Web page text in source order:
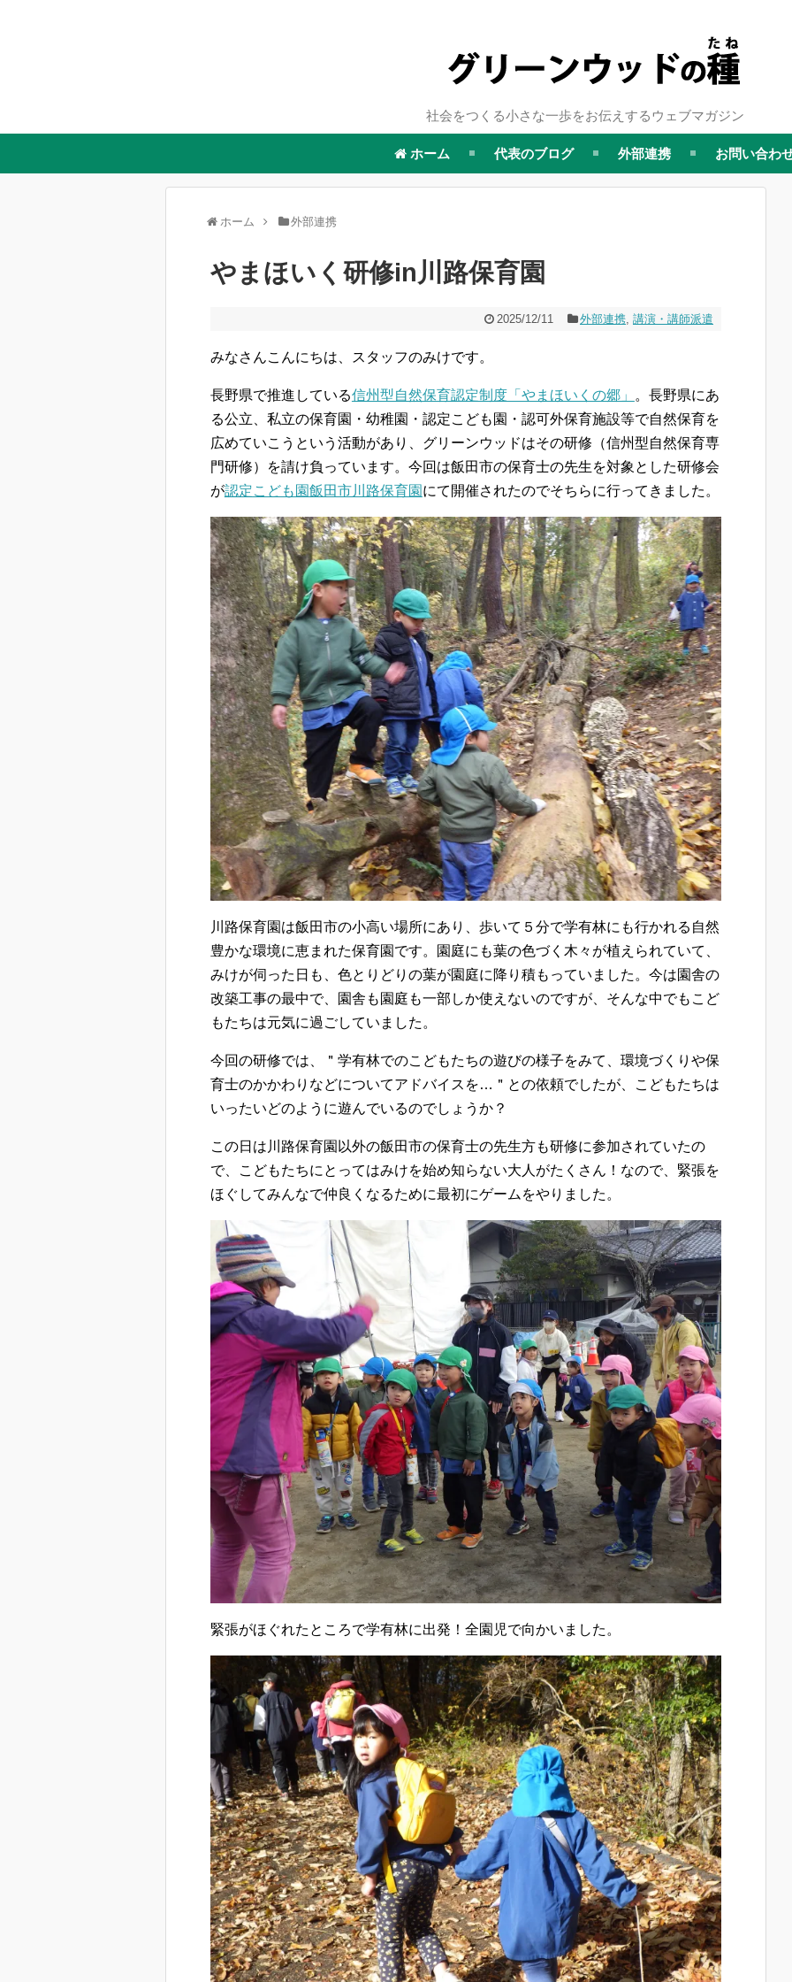
社会をつくる小さな一歩をお伝えするウェブマガジン
ホーム 代表のブログ 外部連携 お問い合わ
ホーム 外部連携
やまほいく研修in川路保育園
2025/12/11 外部連携, 講演・講師派遣
みなさんこんにちは、スタッフのみけです。
長野県で推進している信州型自然保育認定制度「やまほいくの郷」
。長野県にあ
る公立、私立の保育園・幼稚園・認定こども園・認可外保育施設等で自然保育を
広めていこうという活動があり、グリーンウッドはその研修（信州型自然保育専
門研修）を請け負っています。今回は飯田市の保育士の先生を対象とした研修会
が認定こども園飯田市川路保育園 にて開催されたのでそちらに行ってきました。
川路保育園は飯田市の小高い場所にあり、歩いて５分で学有林にも行かれる自然
豊かな環境に恵まれた保育園です。園庭にも葉の色づく木々が植えられていて、
みけが伺った日も、色とりどりの葉が園庭に降り積もっていました。今は園舎の
改築工事の最中で、園舎も園庭も一部しか使えないのですが、そんな中でもこど
もたちは元気に過ごしていました。
今回の研修では、＂学有林でのこどもたちの遊びの様子をみて、環境づくりや保
育士のかかわりなどについてアドバイスを…＂との依頼でしたが、こどもたちは
いったいどのように遊んでいるのでしょうか？
この日は川路保育園以外の飯田市の保育士の先生方も研修に参加されていたの
で、こどもたちにとってはみけを始め知らない大人がたくさん！なので、緊張を
ほぐしてみんなで仲良くなるために最初にゲームをやりました。
緊張がほぐれたところで学有林に出発！全園児で向かいました。